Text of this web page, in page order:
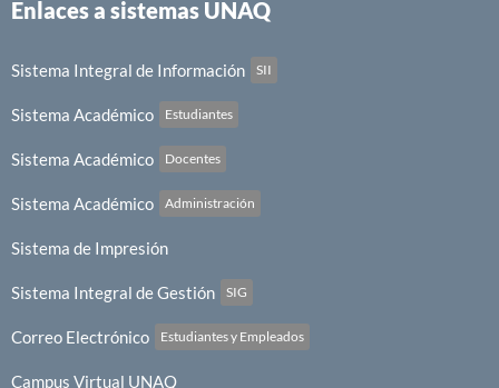
Enlaces a sistemas UNAQ
Sistema Integral de Información SII
Sistema Académico Estudiantes
Sistema Académico Docentes
Sistema Académico Administración
Sistema de Impresión
Sistema Integral de Gestión SIG
Correo Electrónico Estudiantes y Empleados
Campus Virtual UNAQ